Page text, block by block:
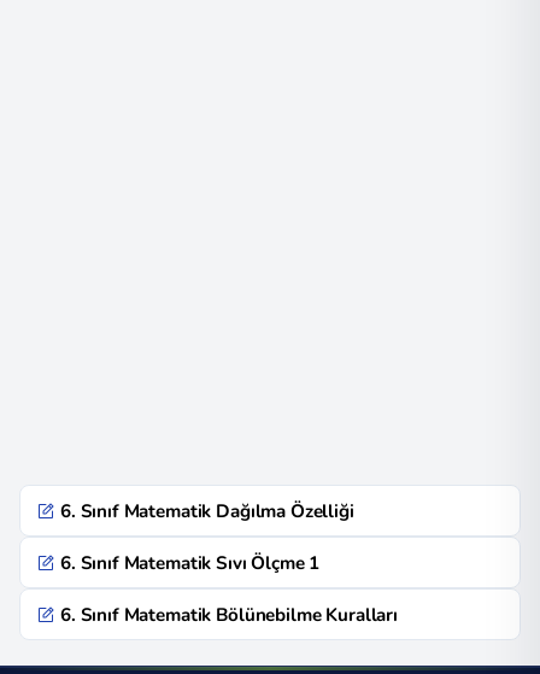
6. Sınıf Matematik Dağılma Özelliği
6. Sınıf Matematik Sıvı Ölçme 1
6. Sınıf Matematik Bölünebilme Kuralları